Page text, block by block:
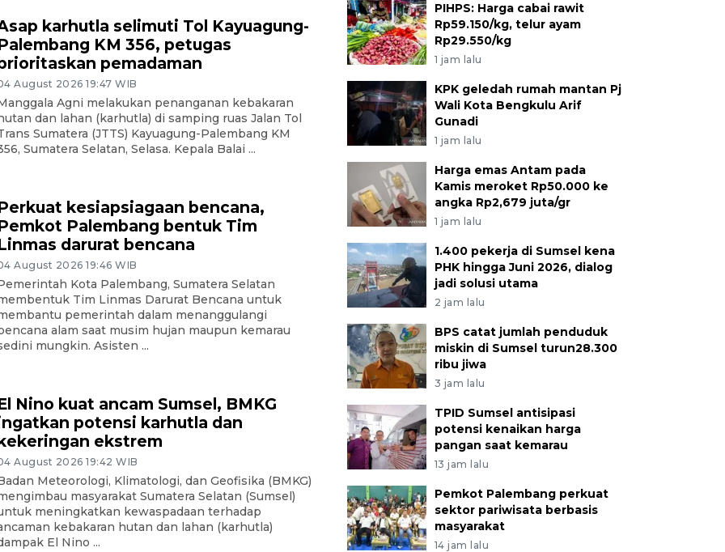
karhutla selimuti Tol Kayuagung-
KM 356, petugas
pemadaman
August 2026 19:47 WIB
Agni melakukan penanganan kebakaran
dan lahan (karhutla) di samping ruas Jalan Tol
Sumatera (JTTS) Kayuagung-Palembang KM
Sumatera Selatan, Selasa. Kepala Balai ...
kesiapsiagaan bencana,
Palembang bentuk Tim
darurat bencana
August 2026 19:46 WIB
Kota Palembang, Sumatera Selatan
Tim Linmas Darurat Bencana untuk
pemerintah dalam menanggulangi
alam saat musim hujan maupun kemarau
mungkin. Asisten ...
Nino kuat ancam Sumsel, BMKG
potensi karhutla dan
ekstrem
August 2026 19:42 WIB
Meteorologi, Klimatologi, dan Geofisika (BMKG)
masyarakat Sumatera Selatan (Sumsel)
meningkatkan kewaspadaan terhadap
kebakaran hutan dan lahan (karhutla)
El Nino ...
PIHPS: Harga cabai rawit
Rp59.150/kg, telur ayam
Rp29.550/kg
1 jam lalu
KPK geledah rumah mantan Pj
Wali Kota Bengkulu Arif
Gunadi
1 jam lalu
Harga emas Antam pada
Kamis meroket Rp50.000 ke
angka Rp2,679 juta/gr
1 jam lalu
1.400 pekerja di Sumsel kena
PHK hingga Juni 2026, dialog
jadi solusi utama
2 jam lalu
BPS catat jumlah penduduk
miskin di Sumsel turun28.300
ribu jiwa
3 jam lalu
TPID Sumsel antisipasi
potensi kenaikan harga
pangan saat kemarau
13 jam lalu
Pemkot Palembang perkuat
sektor pariwisata berbasis
masyarakat
14 jam lalu